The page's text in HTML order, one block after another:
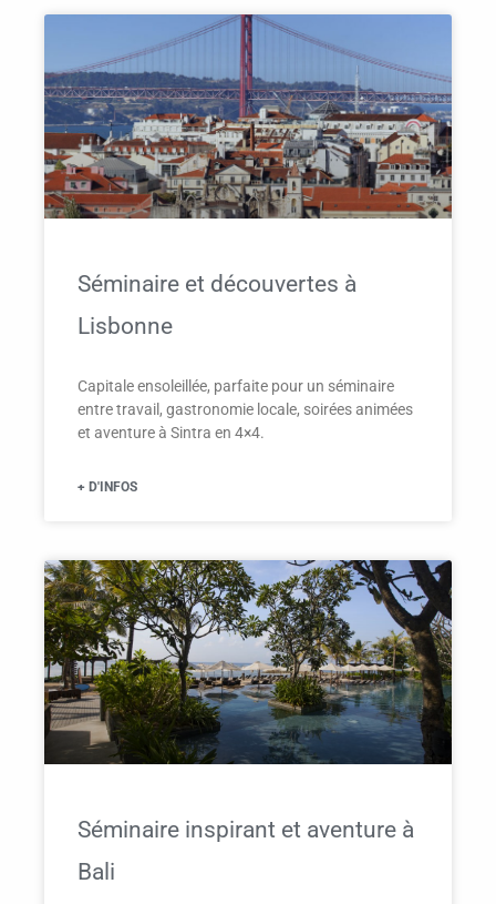
Séminaire et découvertes à
Lisbonne
Capitale ensoleillée, parfaite pour un séminaire
entre travail, gastronomie locale, soirées animées
et aventure à Sintra en 4×4.
+ D'INFOS
Séminaire inspirant et aventure à
Bali